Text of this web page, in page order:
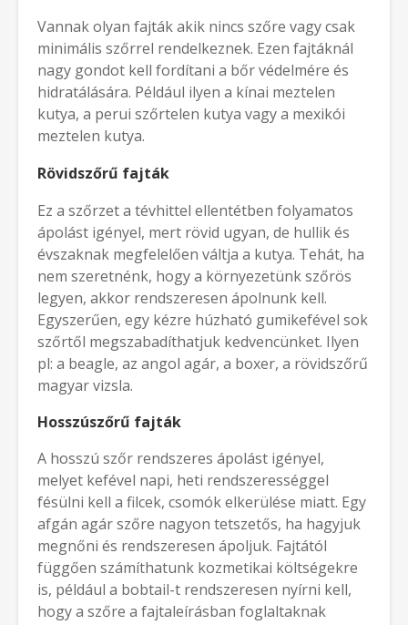
Vannak olyan fajták akik nincs szőre vagy csak
minimális szőrrel rendelkeznek. Ezen fajtáknál
nagy gondot kell fordítani a bőr védelmére és
hidratálására. Például ilyen a kínai meztelen
kutya, a perui szőrtelen kutya vagy a mexikói
meztelen kutya.
Rövidszőrű fajták
Ez a szőrzet a tévhittel ellentétben folyamatos
ápolást igényel, mert rövid ugyan, de hullik és
évszaknak megfelelően váltja a kutya. Tehát, ha
nem szeretnénk, hogy a környezetünk szőrös
legyen, akkor rendszeresen ápolnunk kell.
Egyszerűen, egy kézre húzható gumikefével sok
szőrtől megszabadíthatjuk kedvencünket. Ilyen
pl: a beagle, az angol agár, a boxer, a rövidszőrű
magyar vizsla.
Hosszúszőrű fajták
A hosszú szőr rendszeres ápolást igényel,
melyet kefével napi, heti rendszerességgel
fésülni kell a filcek, csomók elkerülése miatt. Egy
afgán agár szőre nagyon tetszetős, ha hagyjuk
megnőni és rendszeresen ápoljuk. Fajtától
függően számíthatunk kozmetikai költségekre
is, például a bobtail-t rendszeresen nyírni kell,
hogy a szőre a fajtaleírásban foglaltaknak